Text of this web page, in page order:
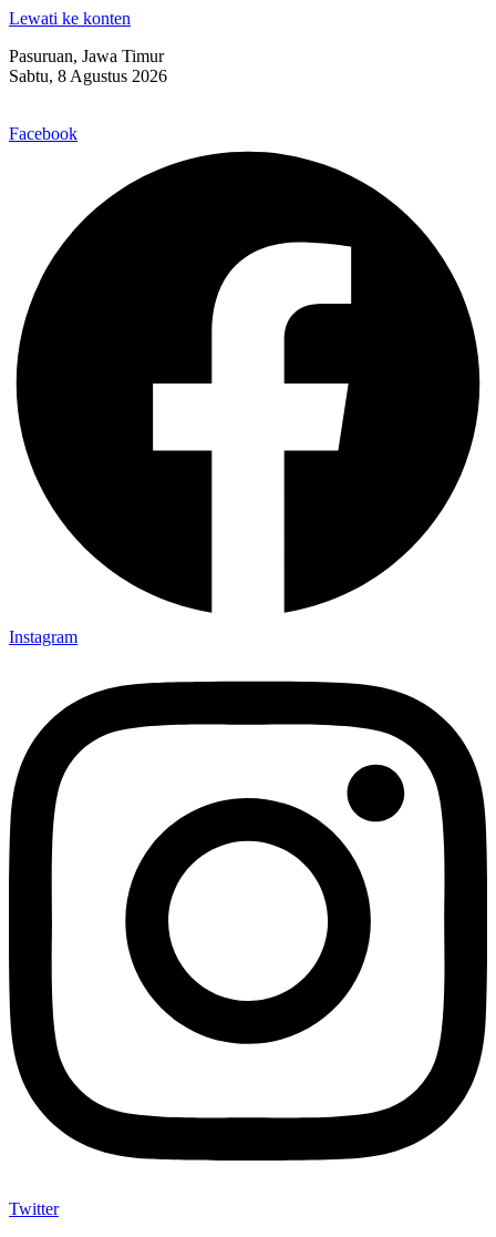
Lewati ke konten
Pasuruan, Jawa Timur
Sabtu, 8 Agustus 2026
Facebook
Instagram
Twitter